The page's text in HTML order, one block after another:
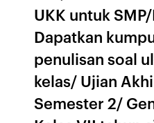
UKK untuk
Dapatkan
penulisan soal
kelas/ Ujian
Semester 2/